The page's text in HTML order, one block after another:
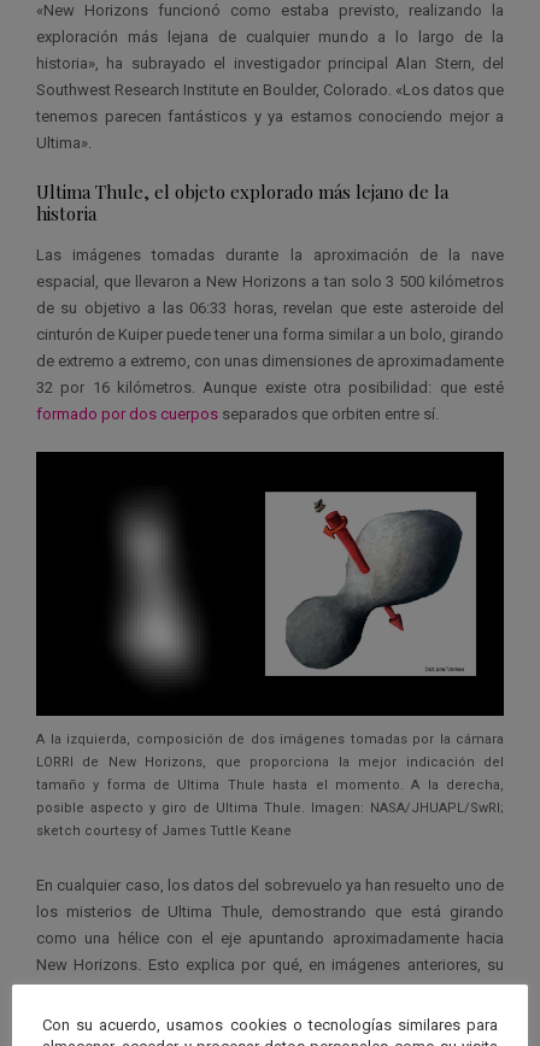
«New Horizons funcionó como estaba previsto, realizando la
exploración más lejana de cualquier mundo a lo largo de la
historia», ha subrayado el investigador principal Alan Stern, del
Southwest Research Institute en Boulder, Colorado. «Los datos que
tenemos parecen fantásticos y ya estamos conociendo mejor a
Ultima».
Ultima Thule, el objeto explorado más lejano de la
historia
Las imágenes tomadas durante la aproximación de la nave
espacial, que llevaron a New Horizons a tan solo 3 500 kilómetros
de su objetivo a las 06:33 horas, revelan que este asteroide del
cinturón de Kuiper puede tener una forma similar a un bolo, girando
de extremo a extremo, con unas dimensiones de aproximadamente
32 por 16 kilómetros. Aunque existe otra posibilidad: que esté
formado por dos cuerpos separados que orbiten entre sí.
A la izquierda, composición de dos imágenes tomadas por la cámara
LORRI de New Horizons, que proporciona la mejor indicación del
tamaño y forma de Ultima Thule hasta el momento. A la derecha,
posible aspecto y giro de Ultima Thule. Imagen: NASA/JHUAPL/SwRI;
sketch courtesy of James Tuttle Keane
En cualquier caso, los datos del sobrevuelo ya han resuelto uno de
los misterios de Ultima Thule, demostrando que está girando
como una hélice con el eje apuntando aproximadamente hacia
New Horizons. Esto explica por qué, en imágenes anteriores, su
determinado su período de rotación.
Con su acuerdo, usamos cookies o tecnologías similares para